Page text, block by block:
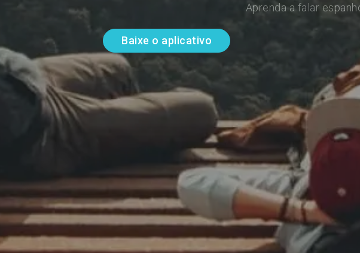
Aprenda a falar
Baixe o aplicativo